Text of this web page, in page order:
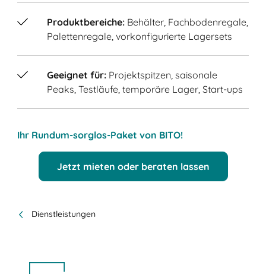
Produktbereiche: Behälter, Fachbodenregale,
Palettenregale, vorkonfigurierte Lagersets
Geeignet für: Projektspitzen, saisonale
Peaks, Testläufe, temporäre Lager, Start-ups
Ihr Rundum-sorglos-Paket von BITO!
Jetzt mieten oder beraten lassen
Dienstleistungen